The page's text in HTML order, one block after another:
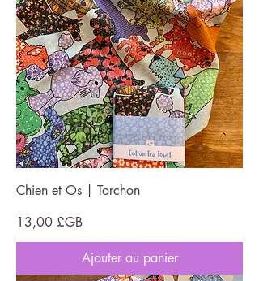
Chien et Os | Torchon
Prix
13,00 £GB
Ajouter au panier